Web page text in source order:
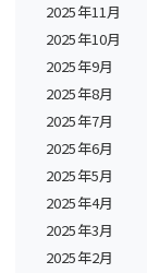
2025年11月
2025年10月
2025年9月
2025年8月
2025年7月
2025年6月
2025年5月
2025年4月
2025年3月
2025年2月